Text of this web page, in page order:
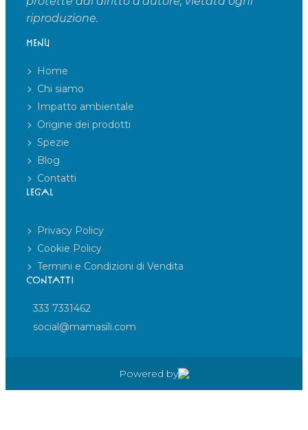
riproduzione.
MENU
Home
Chi siamo
Impatto ambientale
Origine dei prodotti
Spezie
Blog
Contatti
LEGAL
Privacy Policy
Cookie Policy
Termini e Condizioni di Vendita
CONTATTI
333 7331462
social@mamasili.com
Powered by